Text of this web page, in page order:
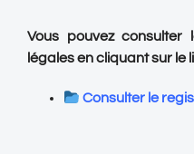
Vous pouvez consulter
légales en cliquant sur le
Consulter le